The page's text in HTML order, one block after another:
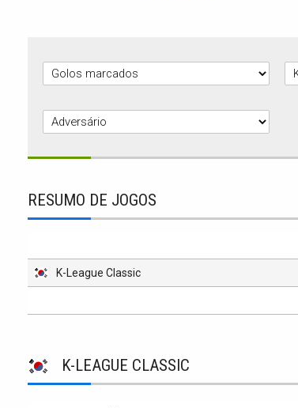
RESUMO DE JOGOS
K-League Classic
K-LEAGUE CLASSIC